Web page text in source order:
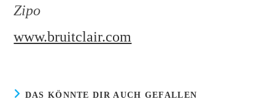
Zipo
www.bruitclair.com
DAS KÖNNTE DIR AUCH GEFALLEN